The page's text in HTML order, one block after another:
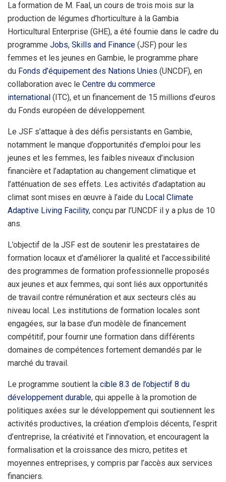
La formation de M. Faal, un cours de trois mois sur la
production de légumes d’horticulture à la Gambia
Horticultural Enterprise (GHE), a été fournie dans le cadre du
programme Jobs, Skills and Finance (JSF) pour les
femmes et les jeunes en Gambie, le programme phare
du Fonds d’équipement des Nations Unies (UNCDF), en
collaboration avec le Centre du commerce
international (ITC), et un financement de 15 millions d’euros
du Fonds européen de développement.
Le JSF s’attaque à des défis persistants en Gambie,
notamment le manque d’opportunités d’emploi pour les
jeunes et les femmes, les faibles niveaux d’inclusion
financière et l’adaptation au changement climatique et
l’atténuation de ses effets. Les activités d’adaptation au
climat sont mises en œuvre à l’aide du Local Climate
Adaptive Living Facility, conçu par l’UNCDF il y a plus de 10
ans.
L’objectif de la JSF est de soutenir les prestataires de
formation locaux et d’améliorer la qualité et l’accessibilité
des programmes de formation professionnelle proposés
aux jeunes et aux femmes, qui sont liés aux opportunités
de travail contre rémunération et aux secteurs clés au
niveau local. Les institutions de formation locales sont
engagées, sur la base d’un modèle de financement
compétitif, pour fournir une formation dans différents
domaines de compétences fortement demandés par le
marché du travail.
Le programme soutient la cible 8.3 de l’objectif 8 du
développement durable, qui appelle à la promotion de
politiques axées sur le développement qui soutiennent les
activités productives, la création d’emplois décents, l’esprit
d’entreprise, la créativité et l’innovation, et encouragent la
formalisation et la croissance des micro, petites et
moyennes entreprises, y compris par l’accès aux services
financiers.